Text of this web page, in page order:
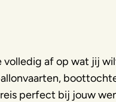
af op wat jij
perfect bij jouw